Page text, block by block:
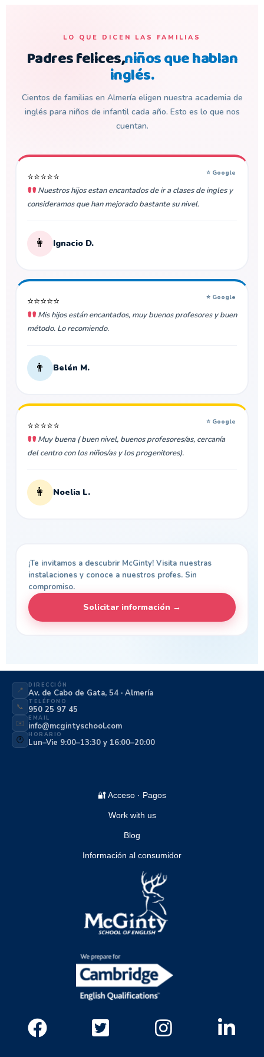
LO QUE DICEN LAS FAMILIAS
Padres felices,niños que hablan
inglés.
Cientos de familias en Almería eligen nuestra academia de
inglés para niños de infantil cada año. Esto es lo que nos
cuentan.
⭐ Google
⭐⭐⭐⭐⭐
Nuestros hijos estan encantados de ir a clases de ingles y
consideramos que han mejorado bastante su nivel.
👩 Ignacio D.
⭐ Google
⭐⭐⭐⭐⭐
Mis hijos están encantados, muy buenos profesores y buen
método. Lo recomiendo.
👨 Belén M.
⭐ Google
⭐⭐⭐⭐⭐
Muy buena ( buen nivel, buenos profesores/as, cercanía
del centro con los niños/as y los progenitores).
👩 Noelia L.
¡Te invitamos a descubrir McGinty! Visita nuestras
instalaciones y conoce a nuestros profes. Sin
compromiso.
Solicitar información →
📍
DIRECCIÓN
Av. de Cabo de Gata, 54 · Almería
📞
TELÉFONO
950 25 97 45
✉️
EMAIL
info@mcgintyschool.com
🕐
HORARIO
Lun–Vie 9:00–13:30 y 16:00–20:00
🔐 Acceso · Pagos
Work with us
Blog
Información al consumidor